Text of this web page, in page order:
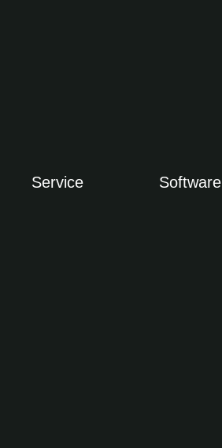
Service Software